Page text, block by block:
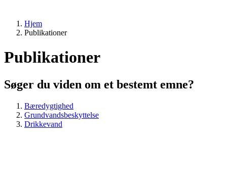
Hjem
Publikationer
Publikationer
Søger du viden om et bestemt emne?
Bæredygtighed
Grundvandsbeskyttelse
Drikkevand